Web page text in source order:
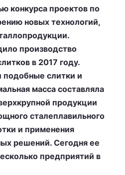
конкурса проектов по
новых технологий,
производство
в 2017 году.
подобные слитки и
масса составляла
продукции
сталеплавильного
и применения
решений. Сегодня ее
предприятий в